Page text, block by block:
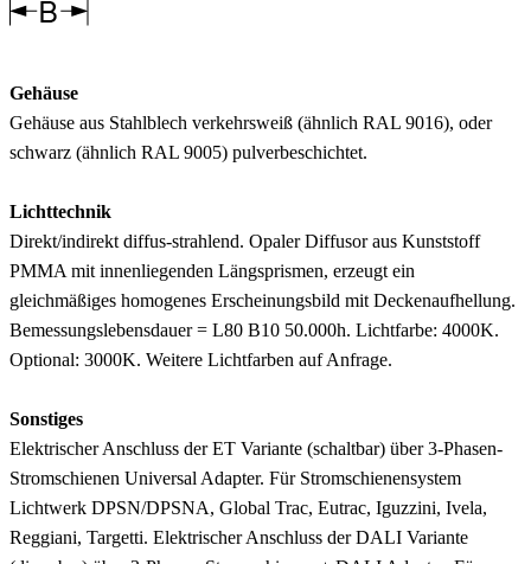
Gehäuse
Gehäuse aus Stahlblech verkehrsweiß (ähnlich RAL 9016), oder
schwarz (ähnlich RAL 9005) pulverbeschichtet.
Lichttechnik
Direkt/indirekt diffus-strahlend. Opaler Diffusor aus Kunststoff
PMMA mit innenliegenden Längsprismen, erzeugt ein
gleichmäßiges homogenes Erscheinungsbild mit Deckenaufhellung.
Bemessungslebensdauer = L80 B10 50.000h. Lichtfarbe: 4000K.
Optional: 3000K. Weitere Lichtfarben auf Anfrage.
Sonstiges
Elektrischer Anschluss der ET Variante (schaltbar) über 3-Phasen-
Stromschienen Universal Adapter. Für Stromschienensystem
Lichtwerk DPSN/DPSNA, Global Trac, Eutrac, Iguzzini, Ivela,
Reggiani, Targetti. Elektrischer Anschluss der DALI Variante